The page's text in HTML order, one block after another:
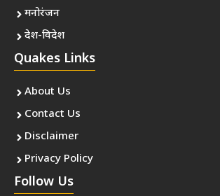
मनोरंजन
देश-विदेश
Quakes Links
About Us
Contact Us
Disclaimer
Privacy Policy
Follow Us